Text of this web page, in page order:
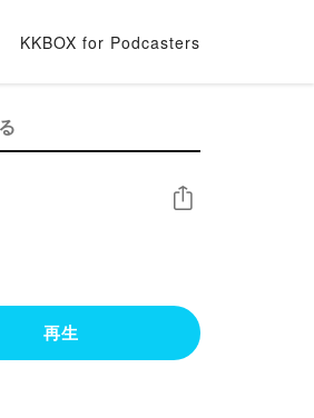
KKBOX for Podcasters
シェア
再生